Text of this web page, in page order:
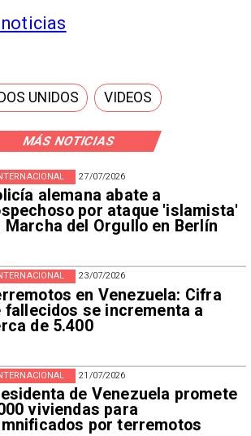
MÁS NOTICIAS
27/07/2026
alemana abate a
por ataque 'islamista'
Marcha del Orgullo en Berlín
23/07/2026
en Venezuela: Cifra
fallecidos se incrementa a
de 5.400
21/07/2026
de Venezuela promete
viviendas para
por terremotos
UNIDOS VIDEOS